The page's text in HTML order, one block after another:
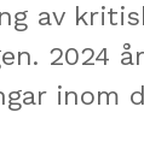
av
2024
inom